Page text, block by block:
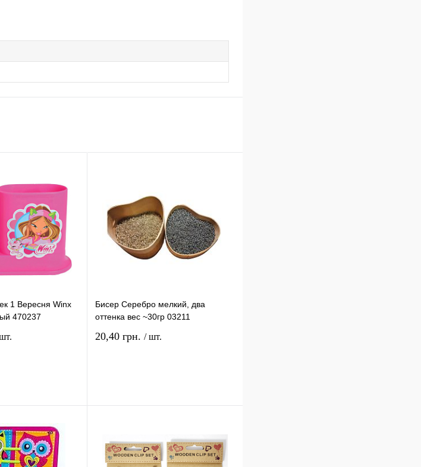
1 Вересня Winx
470237
наличии
Бисер Серебро мелкий, два
оттенка вес ~30гр 03211
20,40 грн. / шт.
наличии